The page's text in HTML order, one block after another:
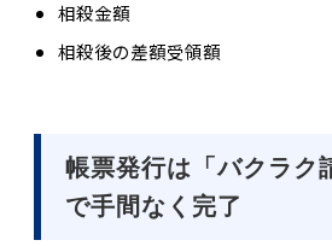
相殺金額
相殺後の差額受領額
帳票発行は「バクラク
で手間なく完了